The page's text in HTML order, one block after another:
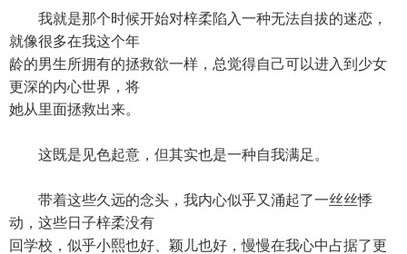
我就是那个时候开始对梓柔陷入一种无法自拔的迷恋，
就像很多在我这个年
龄的男生所拥有的拯救欲一样，总觉得自己可以进入到少女
更深的内心世界，将
她从里面拯救出来。
这既是见色起意，但其实也是一种自我满足。
带着这些久远的念头，我内心似乎又涌起了一丝丝悸
动，这些日子梓柔没有
回学校，似乎小熙也好、颖儿也好，慢慢在我心中占据了更